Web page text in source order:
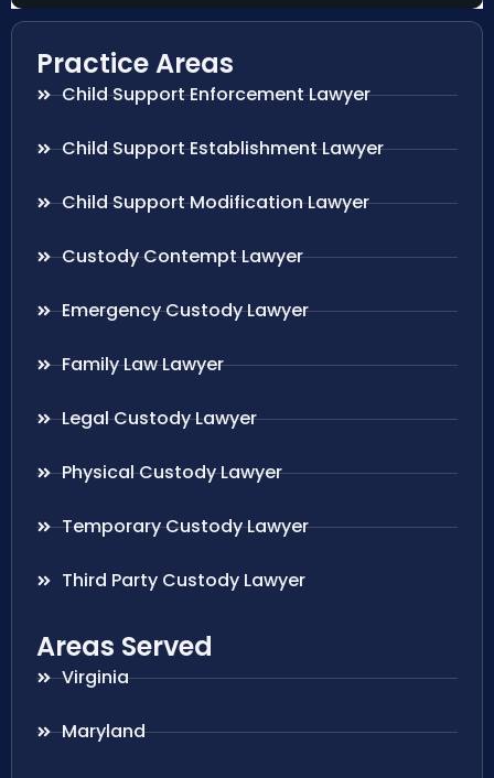
Practice Areas
Child Support Enforcement Lawyer
Child Support Establishment Lawyer
Child Support Modification Lawyer
Custody Contempt Lawyer
Emergency Custody Lawyer
Family Law Lawyer
Legal Custody Lawyer
Physical Custody Lawyer
Temporary Custody Lawyer
Third Party Custody Lawyer
Areas Served
Virginia
Maryland